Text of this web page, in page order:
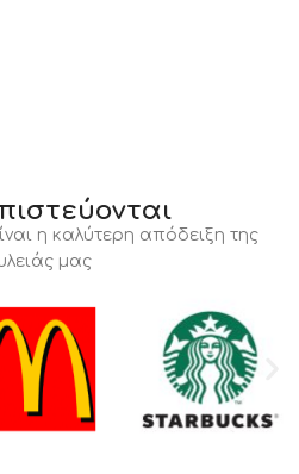
η καλύτερη απόδειξη της
μας